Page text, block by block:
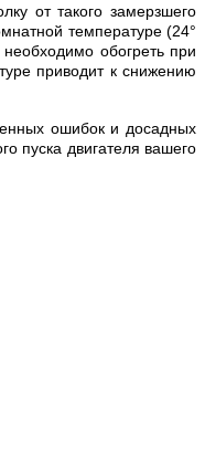
от такого замерзшего
температуре (24°
обогреть при
приводит к снижению
ошибок и досадных
пуска двигателя вашего